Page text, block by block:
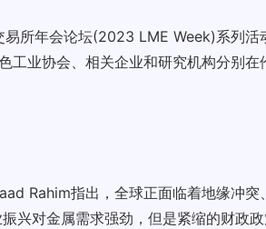
所年会论坛(2023 LME Week)系列活
工业协会、相关企业和研究机构分别
Rahim指出，全球正面临着地缘冲
兴对金属需求强劲，但是紧缩的财政